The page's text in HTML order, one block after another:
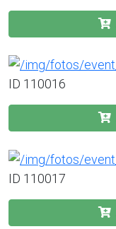
ID 110016
ID 110017